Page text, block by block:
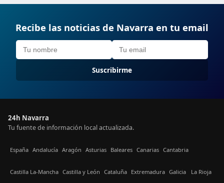
Recibe las noticias de Navarra en tu email
Suscribirme
24h Navarra
Tu fuente de información local actualizada.
España Andalucía Aragón Asturias Baleares Canarias Cantabria
Castilla La-Mancha Castilla y León Cataluña Extremadura Galicia La Rioja